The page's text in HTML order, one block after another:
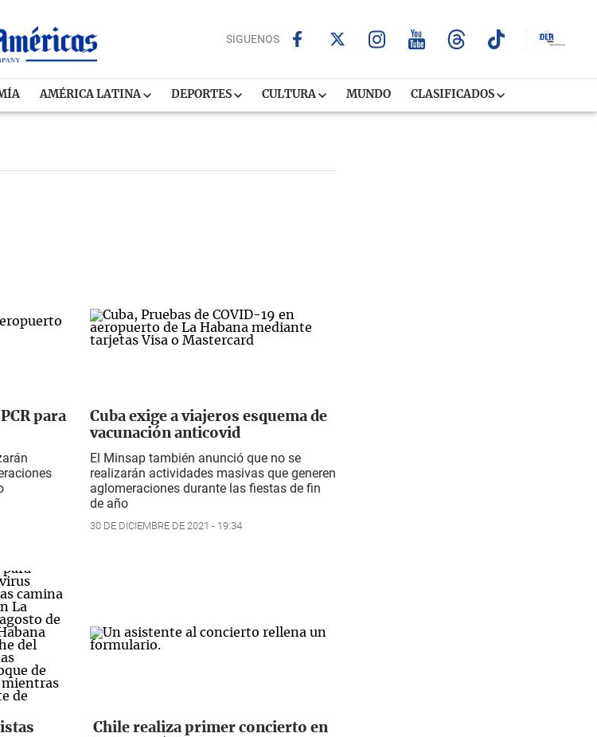
SIGUENOS
AMÉRICA LATINA DEPORTES CULTURA MUNDO CLASIFICADOS
para
Cuba exige a viajeros esquema de
vacunación anticovid
El Minsap también anunció que no se
realizarán actividades masivas que generen
aglomeraciones durante las fiestas de fin
de año
30 DE DICIEMBRE DE 2021 - 19:34
Chile realiza primer concierto en